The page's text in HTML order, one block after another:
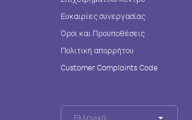
Ευκαιρίες συνεργασίας
Όροι και Προϋποθέσεις
Πολιτική απορρήτου
Customer Complaints Code
Ελληνικά